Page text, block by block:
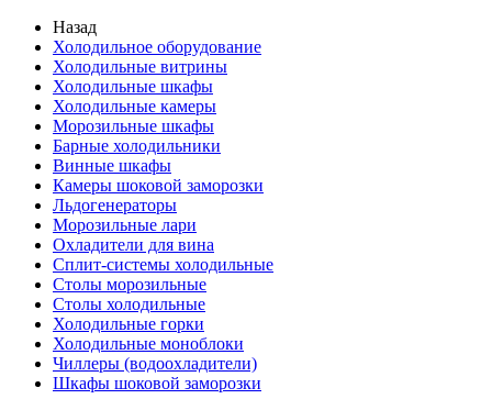
Назад
Холодильное оборудование
Холодильные витрины
Холодильные шкафы
Холодильные камеры
Морозильные шкафы
Барные холодильники
Винные шкафы
Камеры шоковой заморозки
Льдогенераторы
Морозильные лари
Охладители для вина
Сплит-системы холодильные
Столы морозильные
Столы холодильные
Холодильные горки
Холодильные моноблоки
Чиллеры (водоохладители)
Шкафы шоковой заморозки